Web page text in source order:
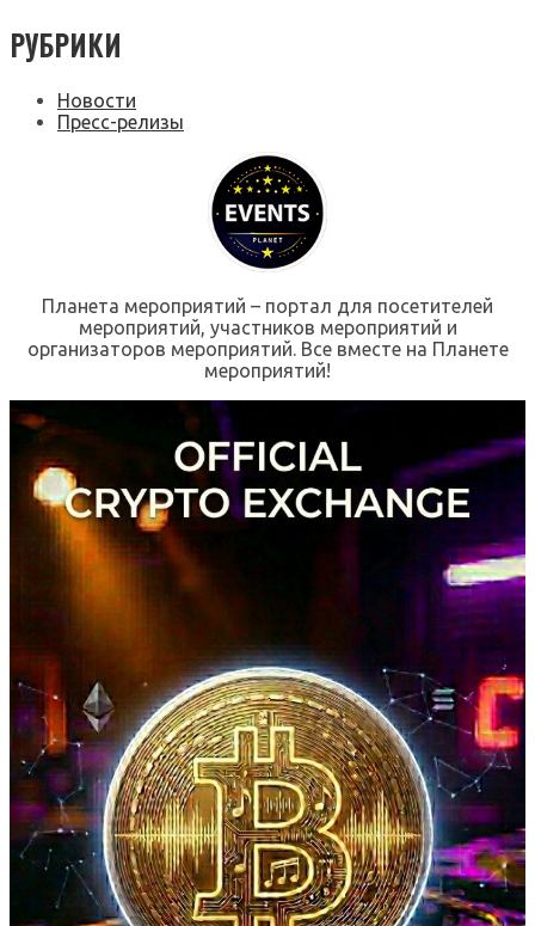
РУБРИКИ
Новости
Пресс-релизы
Планета мероприятий – портал для посетителей
мероприятий, участников мероприятий и
организаторов мероприятий. Все вместе на Планете
мероприятий!